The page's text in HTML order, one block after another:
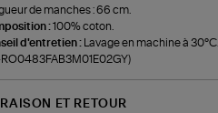
de manches : 66 cm.
:100% coton.
d'entretien :
Lavage en machine à 30°C.
ET RETOUR